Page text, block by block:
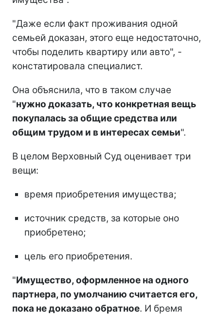
"Даже если факт проживания одной
семьей доказан, этого еще недостаточно,
чтобы поделить квартиру или авто", -
констатировала специалист.
Она объяснила, что в таком случае
"нужно доказать, что конкретная вещь
покупалась за общие средства или
общим трудом и в интересах семьи".
В целом Верховный Суд оценивает три
вещи:
время приобретения имущества;
источник средств, за которые оно
приобретено;
цель его приобретения.
"Имущество, оформленное на одного
партнера, по умолчанию считается его,
пока не доказано обратное. И бремя